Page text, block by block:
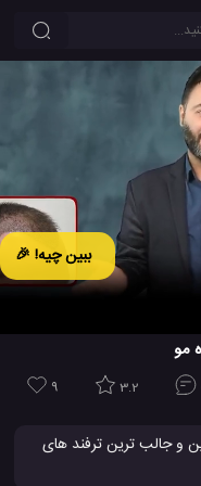
ببین چیه! 🎉
مو
9 3.2
و جالب ترین ترفند های
کنید. ببنید که چگونه می